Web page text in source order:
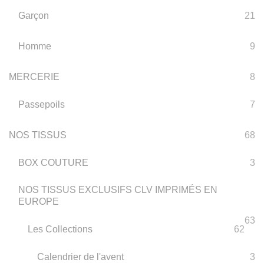
Garçon 21
Homme 9
MERCERIE 8
Passepoils 7
NOS TISSUS 68
BOX COUTURE 3
NOS TISSUS EXCLUSIFS CLV IMPRIMÉS EN
EUROPE
63
Les Collections
62
Calendrier de l'avent 3